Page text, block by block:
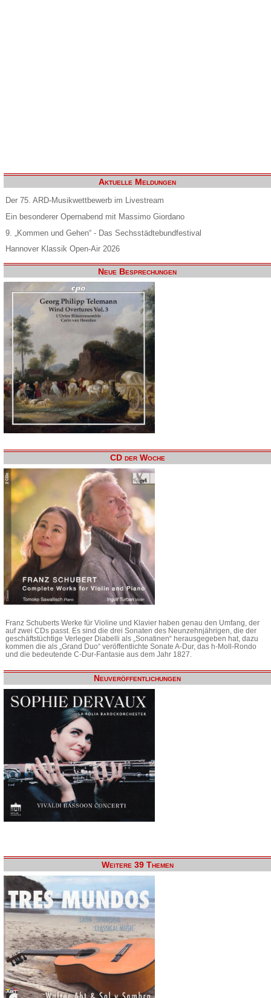
Aktuelle Meldungen
Der 75. ARD-Musikwettbewerb im Livestream
Ein besonderer Opernabend mit Massimo Giordano
9. „Kommen und Gehen“ - Das Sechsstädtebundfestival
Hannover Klassik Open-Air 2026
Neue Besprechungen
CD der Woche
Franz Schuberts Werke für Violine und Klavier haben genau den Umfang, der
auf zwei CDs passt. Es sind die drei Sonaten des Neunzehnjährigen, die der
geschäftstüchtige Verleger Diabelli als „Sonatinen“ herausgegeben hat, dazu
kommen die als „Grand Duo“ veröffentlichte Sonate A-Dur, das h-Moll-Rondo
und die bedeutende C-Dur-Fantasie aus dem Jahr 1827.
Neuveröffentlichungen
Weitere 39 Themen